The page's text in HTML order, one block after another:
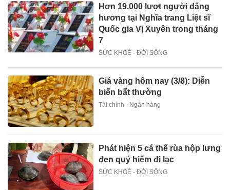
Hơn 19.000 lượt người dâng
hương tại Nghĩa trang Liệt sĩ
Quốc gia Vị Xuyên trong tháng
7
SỨC KHOẺ - ĐỜI SỐNG
Giá vàng hôm nay (3/8): Diễn
biến bất thường
Tài chính - Ngân hàng
Phát hiện 5 cá thể rùa hộp lưng
đen quý hiếm đi lạc
SỨC KHOẺ - ĐỜI SỐNG